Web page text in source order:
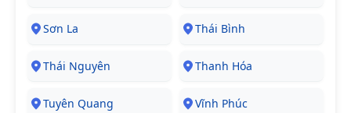
Sơn La Thái Bình
Thái Nguyên Thanh Hóa
Tuyên Quang Vĩnh Phúc